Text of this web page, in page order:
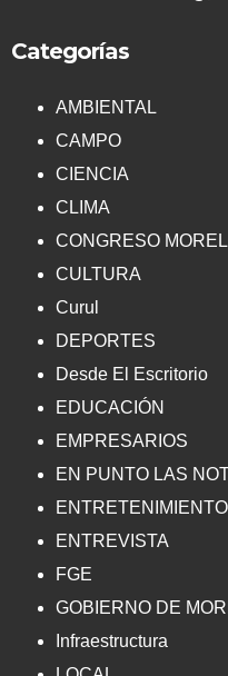
Categorías
AMBIENTAL
CAMPO
CIENCIA
CLIMA
CONGRESO
CULTURA
Curul
DEPORTES
Desde El Escritorio
EDUCACIÓN
EMPRESARIOS
EN PUNTO LAS
ENTRETENIMIENTO
ENTREVISTA
FGE
GOBIERNO DE
Infraestructura